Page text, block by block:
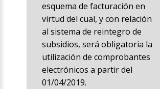
esquema de facturación en
virtud del cual, y con relación
al sistema de reintegro de
subsidios, será obligatoria la
utilización de comprobantes
electrónicos a partir del
01/04/2019.